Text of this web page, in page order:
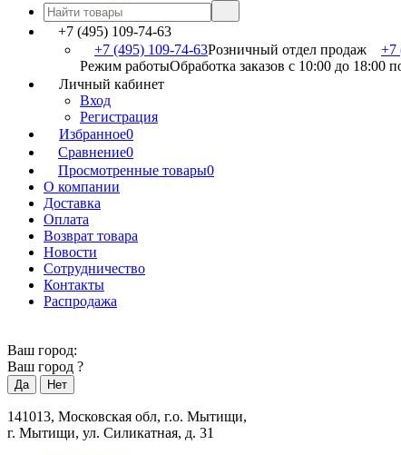
+7 (495) 109-74-63
+7 (495) 109-74-63Розничный отдел продаж +7
Режим работыОбработка заказов с 10:00 до 18:00
Личный кабинет
Вход
Регистрация
Избранное0
Сравнение0
Просмотренные товары0
О компании
Доставка
Оплата
Возврат товара
Новости
Сотрудничество
Контакты
Распродажа
Ваш город:
Ваш город ?
141013, Московская обл, г.о. Мытищи,
г. Мытищи, ул. Силикатная, д. 31